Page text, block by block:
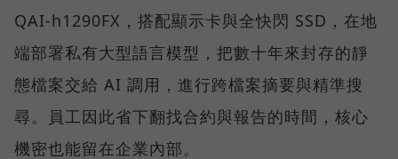
QAI-h1290FX，搭配顯示卡與全快閃 SSD，在地
端部署私有大型語言模型，把數十年來封存的靜
態檔案交給 AI 調用，進行跨檔案摘要與精準搜
尋。員工因此省下翻找合約與報告的時間，核心
機密也能留在企業內部。